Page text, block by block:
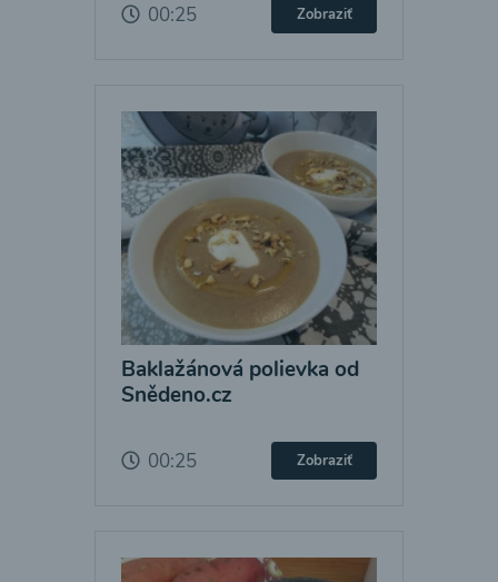
00:25 Zobraziť
Baklažánová polievka od
Snědeno.cz
00:25 Zobraziť